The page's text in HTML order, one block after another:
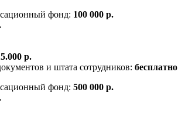
фонд: 100 000 р.
р.
и штата сотрудников: бесплатно
фонд: 500 000 р.